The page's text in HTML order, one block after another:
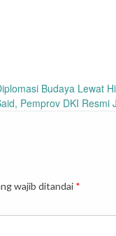
Budaya Lewat
Pemprov DKI Resmi
wajib ditandai *